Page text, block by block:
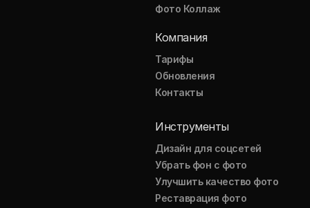
Фото Коллаж
Компания
Тарифы
Обновления
Контакты
Инструменты
Дизайн для соцсетей
Убрать фон с фото
Улучшить качество фото
Реставрация фото